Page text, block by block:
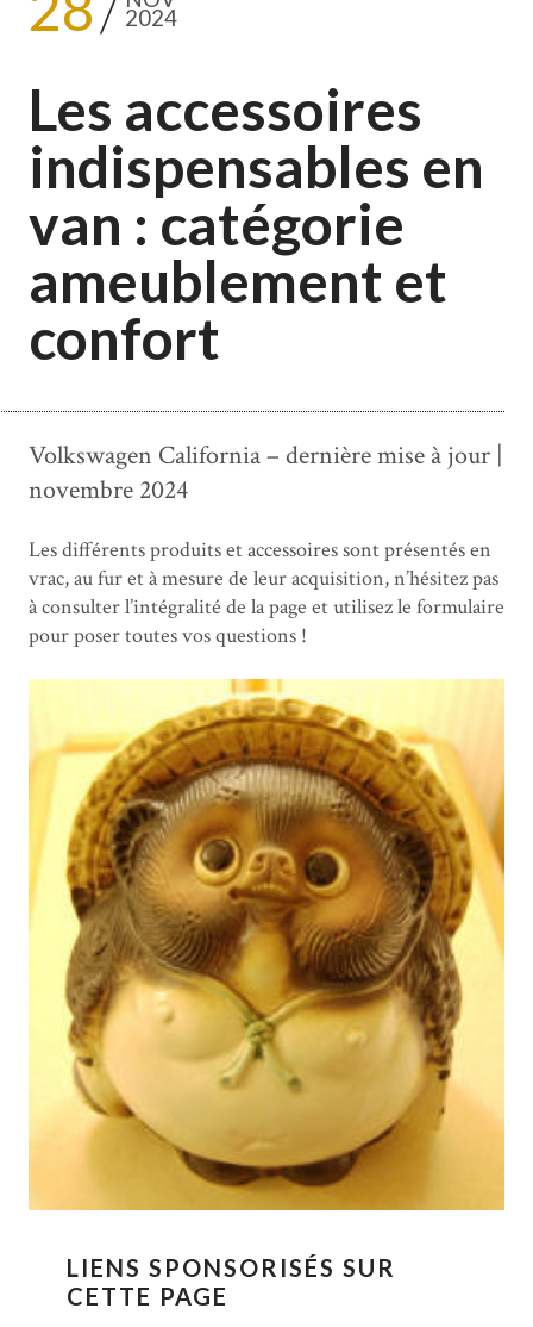
2024
Les accessoires
indispensables en
van : catégorie
ameublement et
confort
Volkswagen California – dernière mise à jour |
novembre 2024
Les différents produits et accessoires sont présentés en
vrac, au fur et à mesure de leur acquisition, n’hésitez pas
à consulter l’intégralité de la page et utilisez le formulaire
pour poser toutes vos questions !
LIENS SPONSORISÉS SUR
CETTE PAGE